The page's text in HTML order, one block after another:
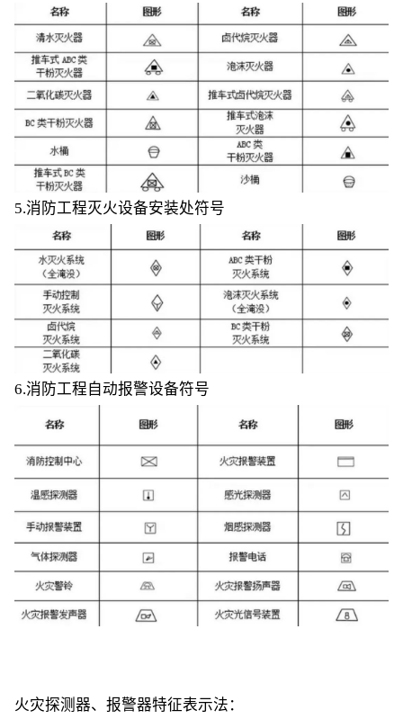
5.消防工程灭火设备安装处符号
6.消防工程自动报警设备符号
火灾探测器、报警器特征表示法：